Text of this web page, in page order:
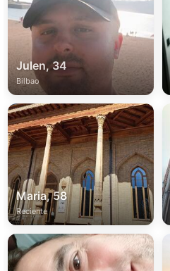
Julen, 34
Bilbao
Maria, 58
Reciente